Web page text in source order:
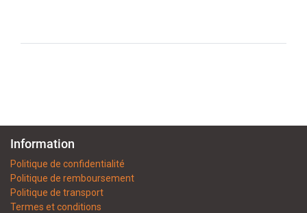
Information
Politique de confidentialité
Politique de remboursement
Politique de transport
Termes et conditions